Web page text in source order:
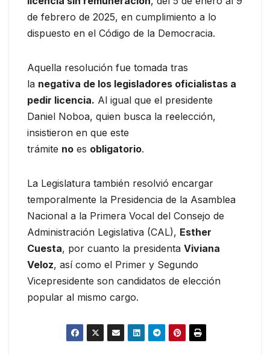
de febrero de 2025, en cumplimiento a lo
dispuesto en el Código de la Democracia.
Aquella resolución fue tomada tras
la negativa de los legisladores oficialistas a
pedir licencia. Al igual que el presidente
Daniel Noboa, quien busca la reelección,
insistieron en que este
trámite no es obligatorio.
La Legislatura también resolvió encargar
temporalmente la Presidencia de la Asamblea
Nacional a la Primera Vocal del Consejo de
Administración Legislativa (CAL), Esther
Cuesta, por cuanto la presidenta Viviana
Veloz, así como el Primer y Segundo
Vicepresidente son candidatos de elección
popular al mismo cargo.